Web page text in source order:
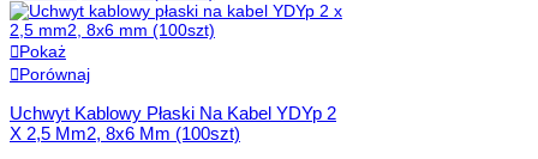
Pokaż
Porównaj
Uchwyt Kablowy Płaski Na Kabel YDYp 2
X 2,5 Mm2, 8x6 Mm (100szt)